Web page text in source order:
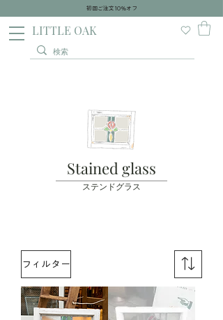
初回ご注文10％オフ
​LITTLE OAK
Stained glass
ステンドグラス
フィルター